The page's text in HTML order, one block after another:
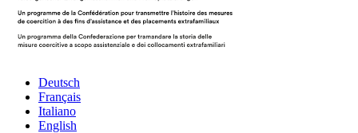
Deutsch
Français
Italiano
English